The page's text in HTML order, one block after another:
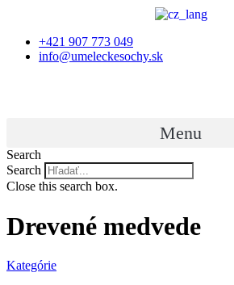
+421 907 773 049
info@umeleckesochy.sk
Menu
Search
Search
Close this search box.
Drevené medvede
Kategórie